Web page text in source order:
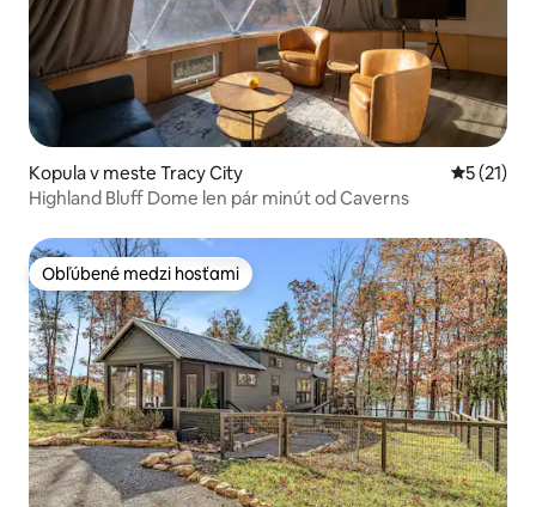
Kopula v meste Tracy City
5 (21)
Highland Bluff Dome len pár minút od Caverns
Obľúbené medzi hosťami
Obľúbené medzi hosťami